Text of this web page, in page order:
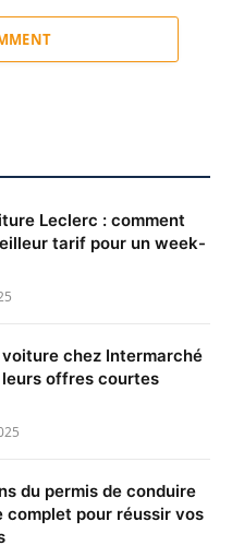
Leclerc : comment
tarif pour un week-
chez Intermarché
offres courtes
du permis de conduire
complet pour réussir vos